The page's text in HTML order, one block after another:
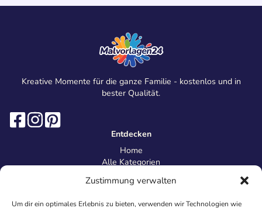
Zustimmung verwalten
Um dir ein optimales Erlebnis zu bieten, verwenden wir Technologien wie
Kreative Momente für die ganze Familie - kostenlos und in
bester Qualität.
Entdecken
Home
Alle Kategorien
Information
Über uns